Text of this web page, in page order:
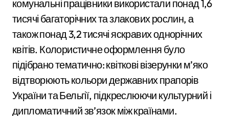
комунальні працівники використали понад 1,6
тисячі багаторічних та злакових рослин, а
також понад 3,2 тисячі яскравих однорічних
квітів. Колористичне оформлення було
підібрано тематично: квіткові візерунки м’яко
відтворюють кольори державних прапорів
України та Бельгії, підкреслюючи культурний і
дипломатичний зв’язок між країнами.